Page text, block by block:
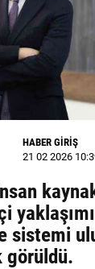
HABER GİRİŞ
21 02 2026
sistemi
görüldü.